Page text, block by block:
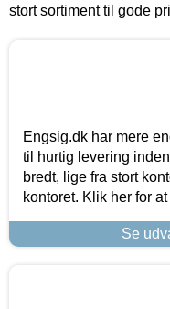
stort sortiment til gode
Engsig.dk har mere
til hurtig levering
bredt, lige fra stort
kontoret. Klik her for
Se